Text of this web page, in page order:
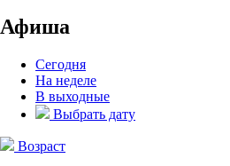
Афиша
Сегодня
На неделе
В выходные
Выбрать дату
Возраст